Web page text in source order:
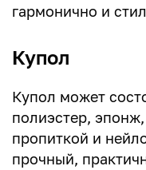
гармонично и
Купол
Купол может
полиэстер,
пропиткой и
прочный,